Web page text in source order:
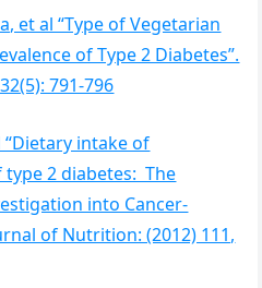
et al “Type of Vegetarian
of Type 2 Diabetes”.
791-796
“Dietary intake of
2 diabetes: The
into Cancer-
of Nutrition: (2012) 111,